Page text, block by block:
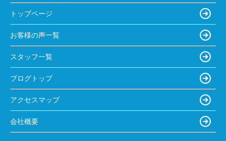
トップページ
お客様の声一覧
スタッフ一覧
ブログトップ
アクセスマップ
会社概要